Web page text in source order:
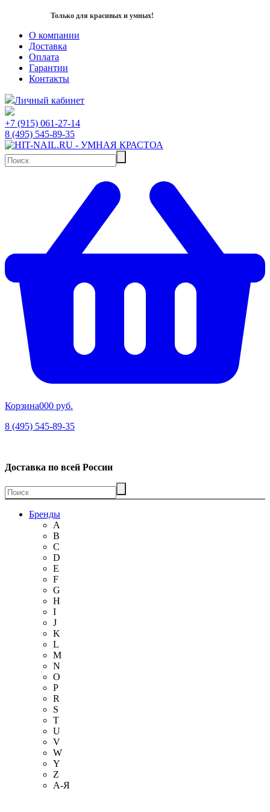
Только для красивых и умных!
О компании
Доставка
Оплата
Гарантии
Контакты
Личный кабинет
+7 (915) 061-27-14
8 (495) 545-89-35
Корзина000 руб.
8 (495) 545-89-35
Доставка по всей России
Бренды
A
B
C
D
E
F
G
H
I
J
K
L
M
N
O
P
R
S
T
U
V
W
Y
Z
А-Я